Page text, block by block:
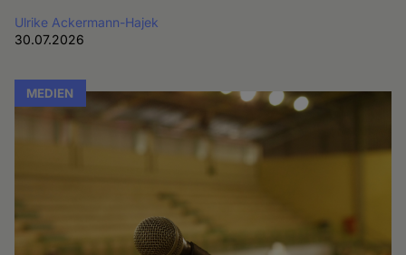
Ulrike Ackermann-Hajek
30.07.2026
MEDIEN